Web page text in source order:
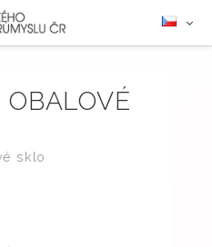
sklo